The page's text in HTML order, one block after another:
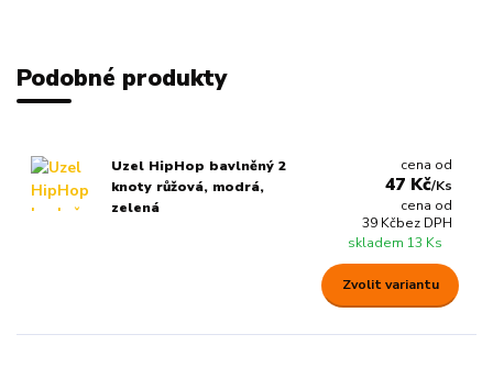
Podobné produkty
Uzel HipHop bavlněný 2
knoty růžová, modrá,
zelená
cena od
47 Kč/Ks
cena od
39 Kčbez DPH
skladem 13 Ks
Zvolit variantu